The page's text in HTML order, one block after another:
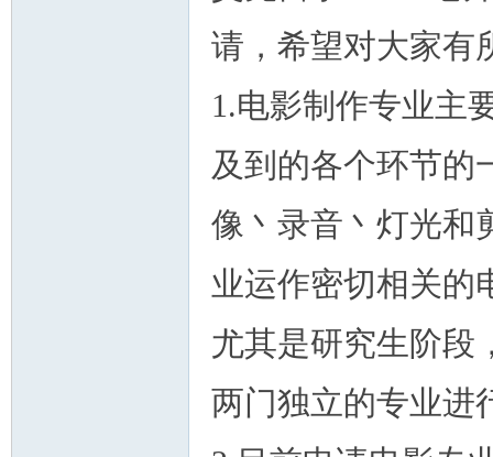
请，希望对大家有
1.电影制作专业主
及到的各个环节的
像丶录音丶灯光和
业运作密切相关的
尤其是研究生阶段
两门独立的专业进